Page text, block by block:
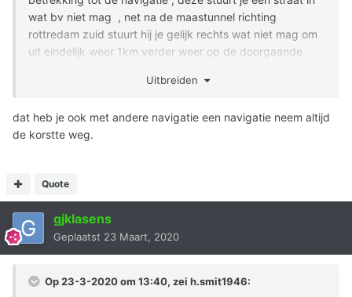
wat bv niet mag , net na de maastunnel richting
rottredam zuid stuurt hij je gelijk rechts wat niet mag om
uit eindelijk weer 1km verder weer op de doorgaande
de kortste ook en gaat hij weer verder. en zo zullen er
je dit soort fouten kan melden ???
Uitbreiden
dat heb je ook met andere navigatie een navigatie neem altijd
de korstte weg.
Quote
gjklasens
Geplaatst 23 Maart, 2020
Op 23-3-2020 om 13:40, zei h.smit1946: